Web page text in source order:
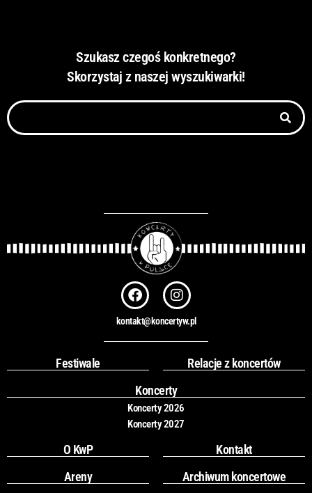
Szukasz czegoś konkretnego?
Skorzystaj z naszej wyszukiwarki!
Szukaj
F
a
c
e
b
o
k
I
n
s
t
a
r
a
m
kontakt@koncertyw.pl
Festiwale
Relacje z koncertów
Koncerty
Koncerty 2026
Koncerty 2027
O KwP
Kontakt
Areny
Archiwum koncertowe